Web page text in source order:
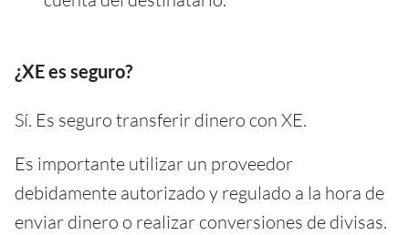
¿XE es seguro?
Sí. Es seguro transferir dinero con XE.
Es importante utilizar un proveedor
debidamente autorizado y regulado a la hora de
enviar dinero o realizar conversiones de divisas.